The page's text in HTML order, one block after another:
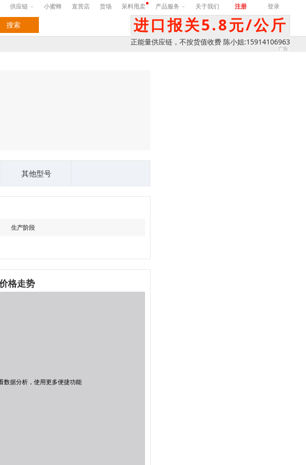
供应链 小蜜蜂 直营店 货场 呆料甩卖 产品服务 关于我们 注册 登录
进口报关5.8元/公斤
正能量供应链，不按货值收费 陈小姐:15914106963
其他型号
生产阶段
格走势
数据分析，使用更多便捷功能